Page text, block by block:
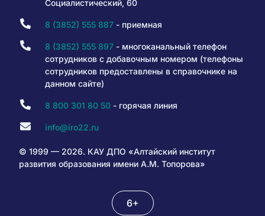
Социалистический, 60
8 (3852) 555 887- приемная
8 (3852) 555 897- многоканальный телефон
сотрудников с добавочным номером (телефоны
сотрудников предоставлены в справочнике на
данном сайте)
8 800 301 80 50- горячая линия
info@iro22.ru
© 1999 — 2026. КАУ ДПО «Алтайский институт
развития образования имени А.М. Топорова»
6+